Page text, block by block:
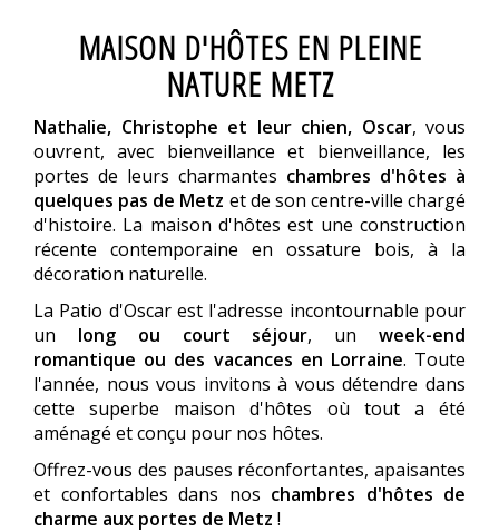
MAISON D'HÔTES EN PLEINE
NATURE METZ
Nathalie, Christophe et leur chien, Oscar, vous
ouvrent, avec bienveillance et bienveillance, les
portes de leurs charmantes chambres d'hôtes à
quelques pas de Metz et de son centre-ville chargé
d'histoire. La maison d'hôtes est une construction
récente contemporaine en ossature bois, à la
décoration naturelle.
La Patio d'Oscar est l'adresse incontournable pour
un long ou court séjour, unweek-end
romantique ou des vacances en Lorraine. Toute
l'année, nous vous invitons à vous détendre dans
cette superbe maison d'hôtes où tout a été
aménagé et conçu pour nos hôtes.
Offrez-vous des pauses réconfortantes, apaisantes
et confortables dans nos chambres d'hôtes de
charme aux portes de Metz !
A partir de
-
Site Officiel
Meilleur tarif garanti